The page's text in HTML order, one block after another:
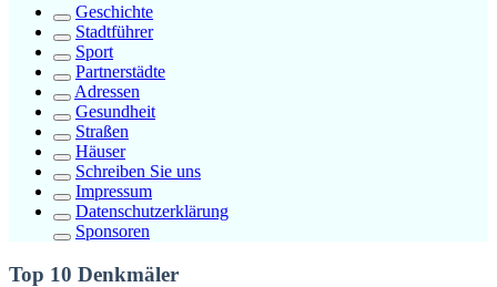
Geschichte
Stadtführer
Sport
Partnerstädte
Adressen
Gesundheit
Straßen
Häuser
Schreiben Sie uns
Impressum
Datenschutzerklärung
Sponsoren
Top 10 Denkmäler